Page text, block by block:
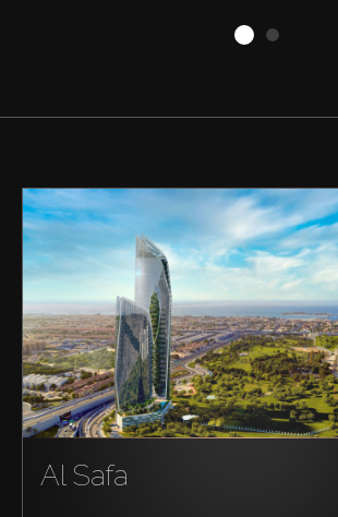
Купить
Аренда
Продажа
Новостройки
AX Journal
Al Safa